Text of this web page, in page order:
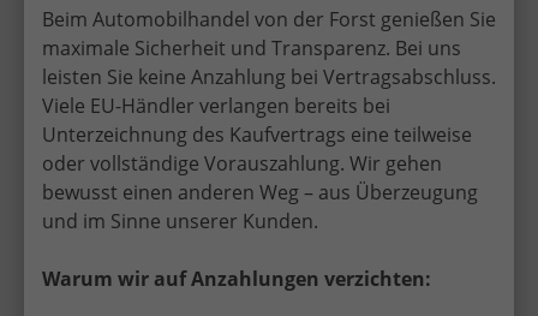
Cargo Kastenwagen verblecht L2H1 3.5t 2.2 BlueHDi
140 6-Gang
Beim Automobilhandel von der Forst genießen Sie
maximale Sicherheit und Transparenz. Bei uns
leisten Sie keine Anzahlung bei Vertragsabschluss.
Viele EU-Händler verlangen bereits bei
Unterzeichnung des Kaufvertrags eine teilweise
oder vollständige Vorauszahlung. Wir gehen
bewusst einen anderen Weg – aus Überzeugung
und im Sinne unserer Kunden.
Warum wir auf Anzahlungen verzichten: